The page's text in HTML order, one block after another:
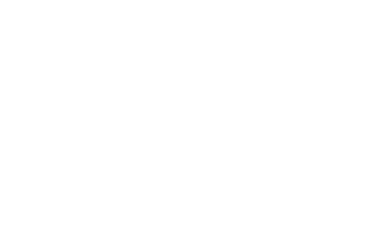
Baden-Württemberg